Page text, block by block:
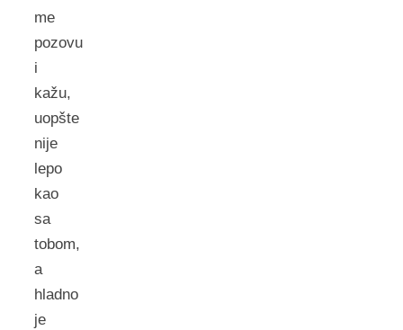
me
pozovu
i
kažu,
uopšte
nije
lepo
kao
sa
tobom,
a
hladno
je